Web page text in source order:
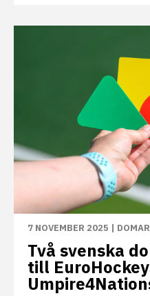
7 NOVEMBER 2025 |
Två svenska
till